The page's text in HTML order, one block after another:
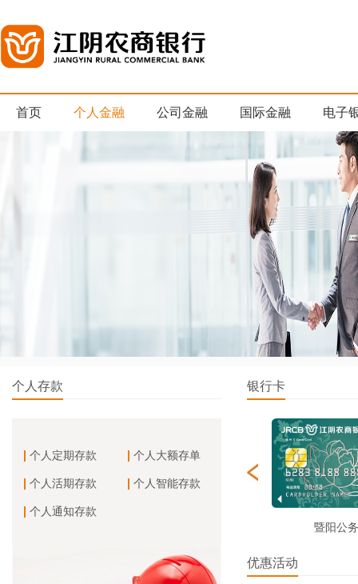
首页 个人金融 公司金融 国际金融 电子
个人存款
个人定期存款 个人大额存单
个人活期存款 个人智能存款
个人通知存款
银行卡
暨阳公
优惠活动